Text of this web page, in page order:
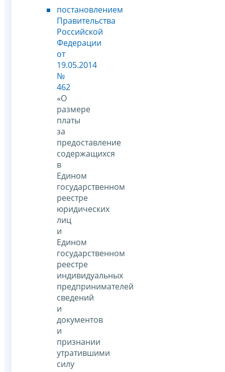
постановлением
Правительства
Российской
Федерации
от
19.05.2014
№
462
«О
размере
платы
за
предоставление
содержащихся
в
Едином
государственном
реестре
юридических
лиц
и
Едином
государственном
реестре
индивидуальных
предпринимателей
сведений
и
документов
и
признании
утратившими
силу